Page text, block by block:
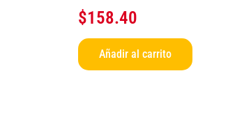
$158.40
Añadir al carrito